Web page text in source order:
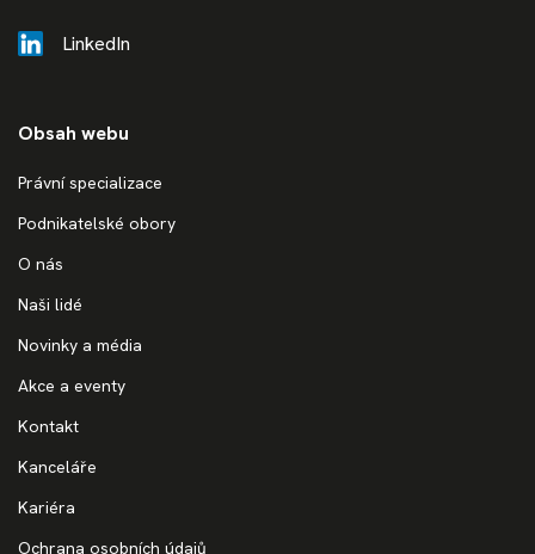
LinkedIn
Obsah webu
Právní specializace
Podnikatelské obory
O nás
Naši lidé
Novinky a média
Akce a eventy
Kontakt
Kanceláře
Kariéra
Ochrana osobních údajů